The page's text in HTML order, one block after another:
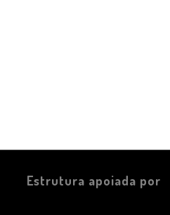
Estrutura apoiada por